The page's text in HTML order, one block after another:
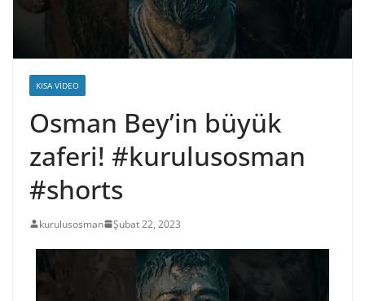
KISA VIDEO
Osman Bey’in büyük
zaferi! #kurulusosman
#shorts
kurulusosman Şubat 22, 2023